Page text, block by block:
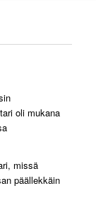
oli mukana
missä
päällekkäin